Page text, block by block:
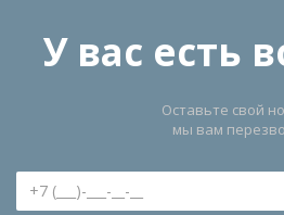
У вас есть
Оставьте свой
мы вам